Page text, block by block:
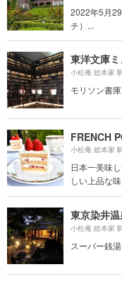
2022年5月
チ）...
東洋文庫
小松庵 総本家
モリソン書
FRENCH
小松庵 総本家
日本一美味
しい上品な味
東京染井
小松庵 総本家
スーパー銭